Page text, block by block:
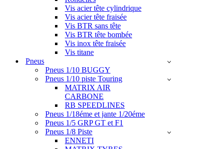
Vis acier tête cylindrique
Vis acier tête fraisée
Vis BTR sans tête
Vis BTR tête bombée
Vis inox tête fraisée
Vis titane
Pneus
Pneus 1/10 BUGGY
Pneus 1/10 piste Touring
MATRIX AIR
CARBONE
RB SPEEDLINES
Pneus 1/18éme et jante 1/20éme
Pneus 1/5 GRP GT et F1
Pneus 1/8 Piste
ENNETI